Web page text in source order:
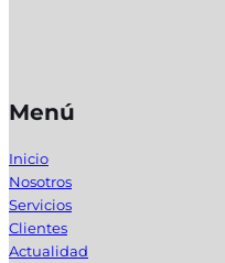
Menú
Inicio
Nosotros
Servicios
Clientes
Actualidad